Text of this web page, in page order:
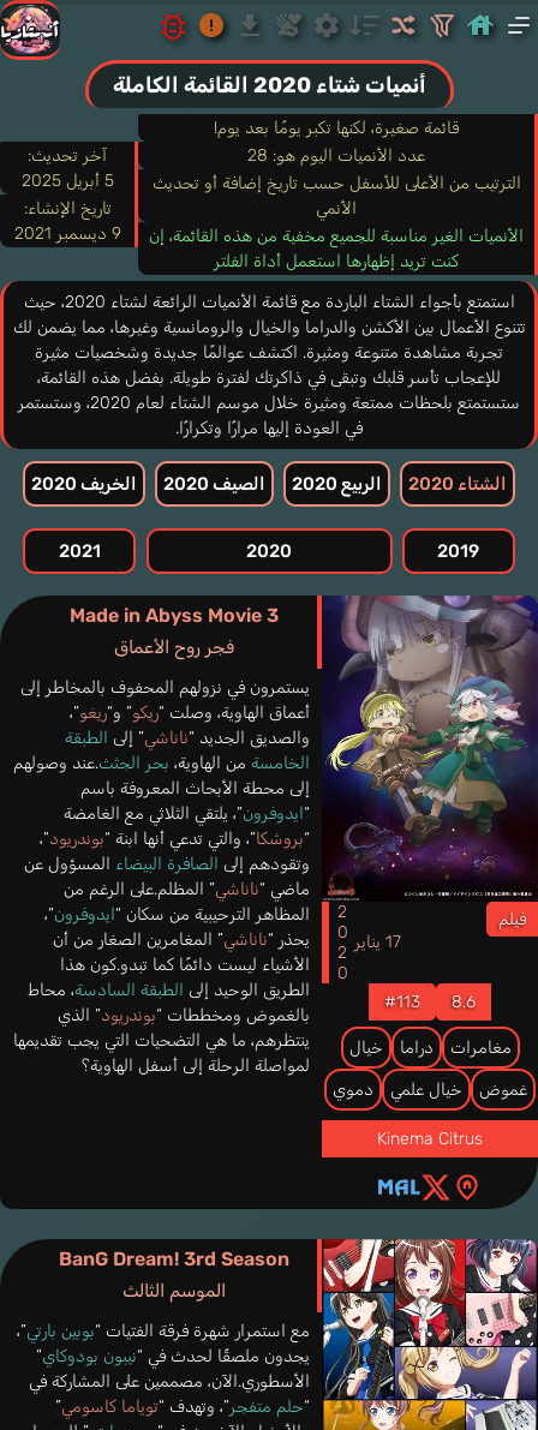
أنميات شتاء 2020 القائمة الكاملة
قائمة صغيرة، لكنها تكبر يومًا بعد يوم!
عدد الأنميات اليوم هو: 28
الترتيب من الأعلى للأسفل حسب تاريخ إضافة أو تحديث
الأنمي
الأنميات الغير مناسبة للجميع مخفية من هذه القائمة، إن
كنت تريد إظهارها استعمل أداة الفلتر
آخر تحديث:
5 أبريل 2025
تاريخ الإنشاء:
9 ديسمبر 2021
استمتع بأجواء الشتاء الباردة مع قائمة الأنميات الرائعة لشتاء 2020، حيث
تتنوع الأعمال بين الأكشن والدراما والخيال والرومانسية وغيرها، مما يضمن لك
تجربة مشاهدة متنوعة ومثيرة. اكتشف عوالمًا جديدة وشخصيات مثيرة
للإعجاب تأسر قلبك وتبقى في ذاكرتك لفترة طويلة. بفضل هذه القائمة،
ستستمتع بلحظات ممتعة ومثيرة خلال موسم الشتاء لعام 2020، وستستمر
في العودة إليها مرارًا وتكرارًا.
الشتاء 2020 الربيع 2020 الصيف 2020 الخريف 2020
2019
2020
2021
Made in Abyss Movie 3
فجر روح الأعماق
فيلم
17 يناير
2020
8.6
#113
مغامرات دراما خيال
غموض خيال علمي دموي
Kinema Citrus
يستمرون في نزولهم المحفوف بالمخاطر إلى
أعماق الهاوية، وصلت “ريكو” و“ريغو”،
والصديق الجديد “ناناشي” إلى الطبقة
الخامسة من الهاوية، بحر الجثث.عند وصولهم
إلى محطة الأبحاث المعروفة باسم
“ايدوفرون”، يلتقي الثلاثي مع الغامضة
“بروشكا”، والتي تدعي أنها ابنة “بوندريود”،
وتقودهم إلى الصافرة البيضاء المسؤول عن
ماضي “ناناشي” المظلم.على الرغم من
المظاهر الترحيبية من سكان “ايدوفرون”،
يحذر “ناناشي” المغامرين الصغار من أن
الأشياء ليست دائمًا كما تبدو.كون هذا
الطريق الوحيد إلى الطبقة السادسة، محاط
بالغموض ومخططات “بوندريود” الذي
ينتظرهم، ما هي التضحيات التي يجب تقديمها
لمواصلة الرحلة إلى أسفل الهاوية؟
BanG Dream! 3rd Season
الموسم الثالث
مع استمرار شهرة فرقة الفتيات “بوبين بارتي”،
يجدون ملصقًا لحدث في “نيبون بودوكاي”
الأسطوري.الآن، مصممين على المشاركة في
“حلم متفجر”، وتهدف “توياما كاسومي”